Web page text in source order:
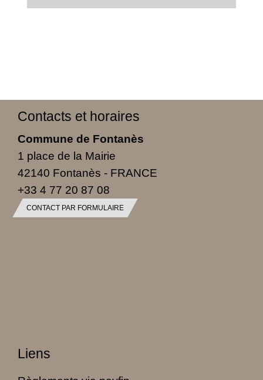
Contacts et horaires
Commune de Fontanès
1 place de la Mairie
42140 Fontanès - FRANCE
+33 4 77 20 87 08
CONTACT PAR FORMULAIRE
Liens